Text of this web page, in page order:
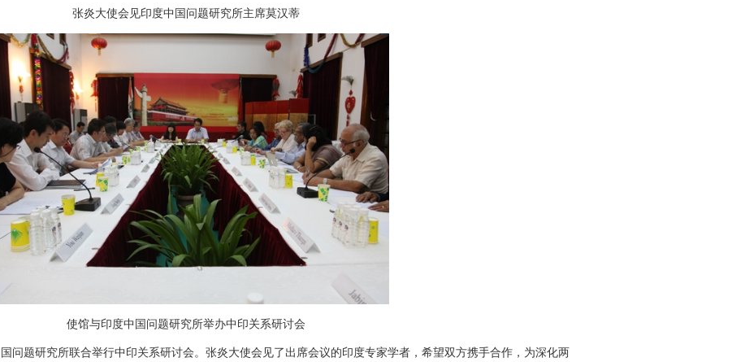
张炎大使会见印度中国问题研究所主席莫汉蒂
使馆与印度中国问题研究所举办中印关系研讨会
题研究所联合举行中印关系研讨会。张炎大使会见了出席会议的印度专家学者，希望双方携手合作，为深化两